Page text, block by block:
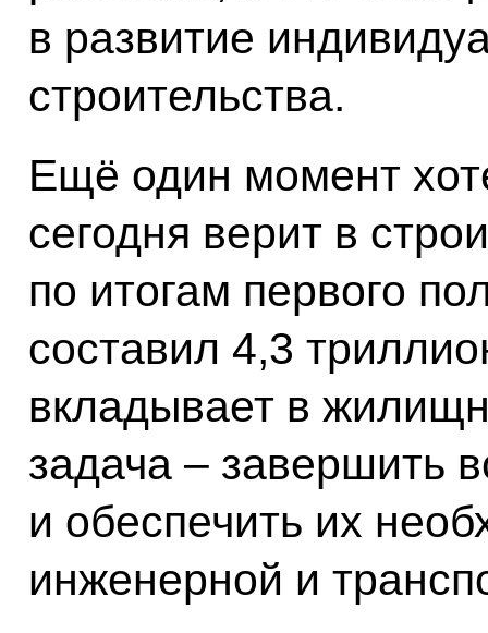
в развитие
строительства.
Ещё один момент
сегодня верит в
по итогам первого
составил 4,3
вкладывает в
задача – завершить
и обеспечить их
инженерной и